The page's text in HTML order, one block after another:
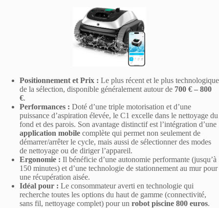
Positionnement et Prix : Le plus récent et le plus technologique
de la sélection, disponible généralement autour de 700 € – 800
€.
Performances : Doté d’une triple motorisation et d’une
puissance d’aspiration élevée, le C1 excelle dans le nettoyage du
fond et des parois. Son avantage distinctif est l’intégration d’une
application mobile complète qui permet non seulement de
démarrer/arrêter le cycle, mais aussi de sélectionner des modes
de nettoyage ou de diriger l’appareil.
Ergonomie : Il bénéficie d’une autonomie performante (jusqu’à
150 minutes) et d’une technologie de stationnement au mur pour
une récupération aisée.
Idéal pour : Le consommateur averti en technologie qui
recherche toutes les options du haut de gamme (connectivité,
sans fil, nettoyage complet) pour un robot piscine 800 euros.